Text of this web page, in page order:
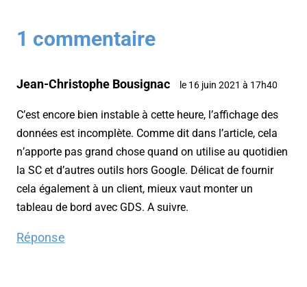
1 commentaire
Jean-Christophe Bousignac le 16 juin 2021 à 17h40
C’est encore bien instable à cette heure, l’affichage des
données est incomplète. Comme dit dans l’article, cela
n’apporte pas grand chose quand on utilise au quotidien
la SC et d’autres outils hors Google. Délicat de fournir
cela également à un client, mieux vaut monter un
tableau de bord avec GDS. A suivre.
Réponse